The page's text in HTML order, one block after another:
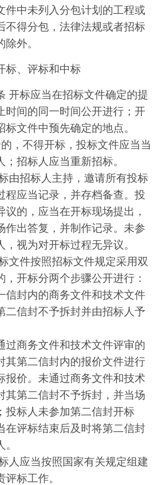
件中未列入分包计划的工程或
不得分包，法律法规或者招标
外。
、评标和中标
开标应当在招标文件确定的提
时间的同一时间公开进行；开
标文件中预先确定的地点。
，不得开标，投标文件应当当
；招标人应当重新招标。
由招标人主持，邀请所有投标
程应当记录，并存档备查。投
议的，应当在开标现场提出，
作出答复，并制作记录。未参
，视为对开标过程无异议。
文件按照招标文件规定采用双
，开标分两个步骤公开进行：
信封内的商务文件和技术文件
二信封不予拆封并由招标人予
过商务文件和技术文件评审的
其第二信封内的报价文件进行
报价。未通过商务文件和技术
其第二信封不予拆封，并当场
投标人未参加第二信封开标
在评标结束后及时将第二信封
人应当按照国家有关规定组建
标工作。